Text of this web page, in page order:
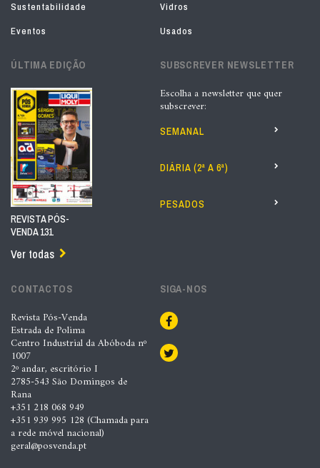
Sustentabilidade
Vidros
Eventos
Usados
ÚLTIMA EDIÇÃO
REVISTA PÓS-
VENDA 131
Ver todas
SUBSCREVER NEWSLETTER
Escolha a newsletter que quer
subscrever:
SEMANAL
DIÁRIA (2ª A 6ª)
PESADOS
CONTACTOS
Revista Pós-Venda
Estrada de Polima
Centro Industrial da Abóboda nº
1007
2º andar, escritório I
2785-543 São Domingos de
Rana
+351 218 068 949
+351 939 995 128 (Chamada para
a rede móvel nacional)
geral@posvenda.pt
SIGA-NOS